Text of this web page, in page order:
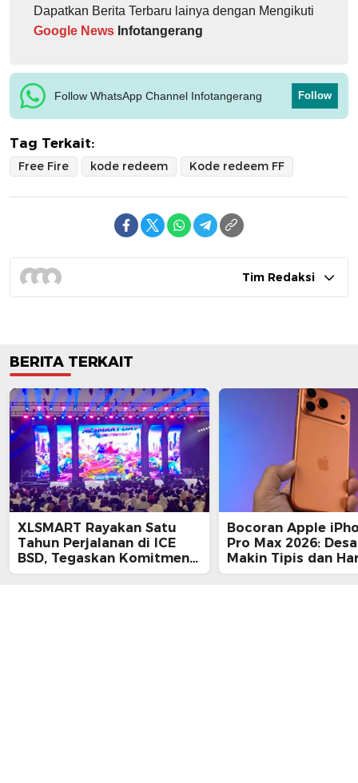
Dapatkan Berita Terbaru lainya dengan Mengikuti
Google News Infotangerang
Follow WhatsApp Channel Infotangerang Follow
Tag Terkait:
Free Fire kode redeem Kode redeem FF
Tim Redaksi
BERITA TERKAIT
XLSMART Rayakan Satu
Tahun Perjalanan di ICE
BSD, Tegaskan Komitmen
Perkuat Jaringan dan
Bocoran Apple
Pro Max 2026:
Makin Tipis dan
Tembus Rp25 Juta